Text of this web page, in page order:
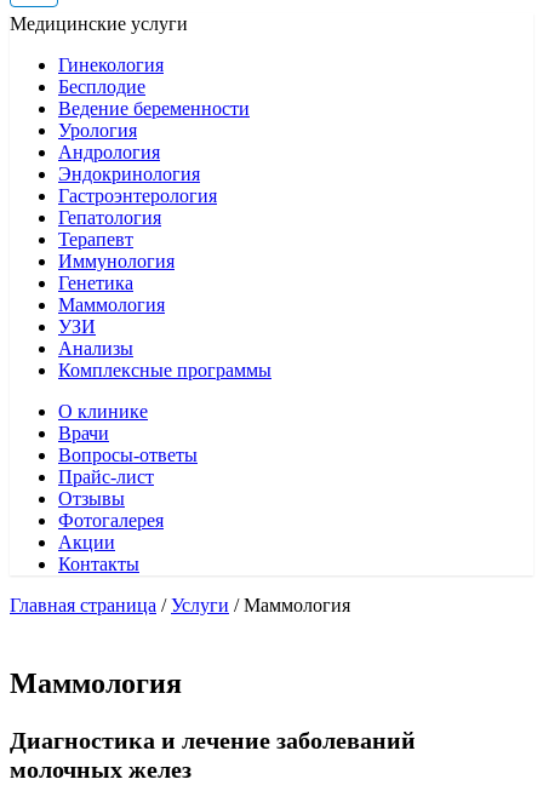
Медицинские услуги
Гинекология
Бесплодие
Ведение беременности
Урология
Андрология
Эндокринология
Гастроэнтерология
Гепатология
Терапевт
Иммунология
Генетика
Маммология
УЗИ
Анализы
Комплексные программы
О клинике
Врачи
Вопросы-ответы
Прайс-лист
Отзывы
Фотогалерея
Акции
Контакты
Главная страница /Услуги /Маммология
Маммология
Диагностика и лечение заболеваний
молочных желез